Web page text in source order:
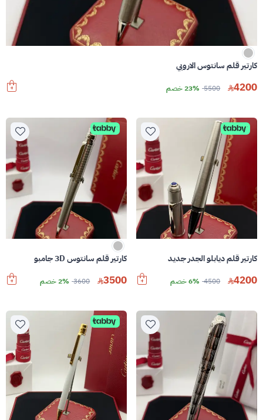
كارتير قلم سانتوس الاروبي
4200
5500 23% خصم
كارتير قلم ديابلو الجدر جديد
4200
4500 6% خصم
كارتير قلم سانتوس 3D جامبو
3500
3600 2% خصم